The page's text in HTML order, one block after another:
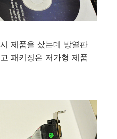
제품을 샀는데 방열판
패키징은 저가형 제품